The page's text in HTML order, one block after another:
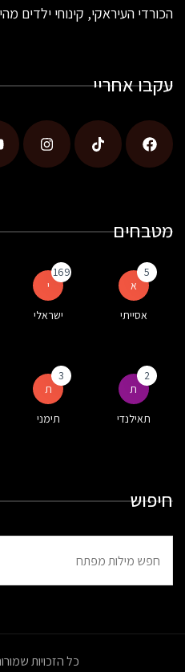
הכורדי העיראקי, קינוחי ילדים
עקבו אחריי
מטבחים
א
5
אסייתי
י
169
ישראלי
ת
2
תאילנדי
ת
3
תימני
חיפוש
עבור
כל הזכויות